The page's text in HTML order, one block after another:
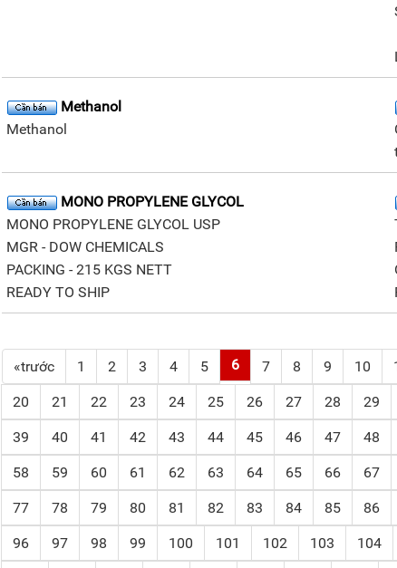
Methanol
Methanol
MONO PROPYLENE GLYCOL
MONO PROPYLENE GLYCOL USP
MGR - DOW CHEMICALS
PACKING - 215 KGS NETT
READY TO SHIP
«trước 1 2 3 4 5 6 7 8 9 10
20 21 22 23 24 25 26 27 28 29
39 40 41 42 43 44 45 46 47 48
58 59 60 61 62 63 64 65 66 67
77 78 79 80 81 82 83 84 85 86
96 97 98 99 100 101 102 103 104